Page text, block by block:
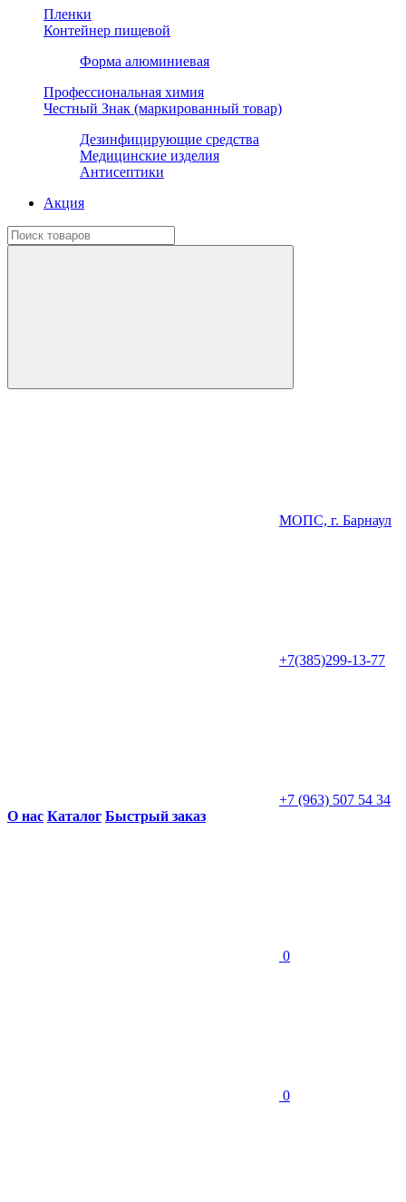
Пленки
Контейнер пищевой
Форма алюминиевая
Профессиональная химия
Честный Знак (маркированный товар)
Дезинфицирующие средства
Медицинские изделия
Антисептики
Акция
МОПС, г. Барнаул
+7(385)299-13-77
+7 (963) 507 54 34
О нас Каталог Быстрый заказ
0
0